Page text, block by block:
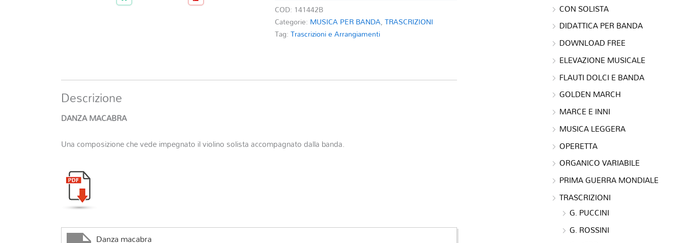
COD: 141442B
Categorie: MUSICA PER BANDA,TRASCRIZIONI
Tag:Trascrizioni e Arrangiamenti
Descrizione
DANZA MACABRA
Una composizione che vede impegnato il violino solista accompagnato dalla banda.
Danza macabra
CON SOLISTA
DIDATTICA PER BANDA
DOWNLOAD FREE
ELEVAZIONE MUSICALE
FLAUTI DOLCI E BANDA
GOLDEN MARCH
MARCE E INNI
MUSICA LEGGERA
OPERETTA
ORGANICO VARIABILE
PRIMA GUERRA MONDIALE
TRASCRIZIONI
G. PUCCINI
G. ROSSINI